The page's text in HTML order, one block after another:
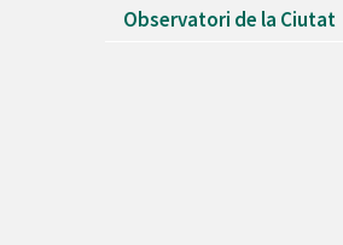
Observatori de la Ciutat